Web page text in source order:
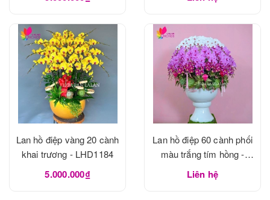
Lan hồ điệp vàng 20 cành
khai trương - LHD1184
5.000.000₫
Lan hồ điệp 60 cành phối
màu trắng tím hồng -
LHD1183
Liên hệ